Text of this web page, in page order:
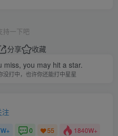
持一下吧
分享
收藏
you may hit a star.
打中，也许你还能打中星星
注
0 55 1840W+